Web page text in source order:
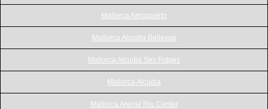
Mallorca Aeropuerto
Mallorca Alcudia Bellevue
Mallorca Alcudia Ses Fotges
Mallorca Alcudia
Mallorca Arenal Riu Center